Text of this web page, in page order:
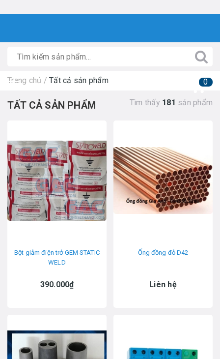
0
Trang chủ / Tất cả sản phẩm
TẤT CẢ SẢN PHẨM Tìm thấy 181 sản phẩm
Bột giảm điện trở GEM STATIC
WELD
390.000₫
Ống đồng đỏ D42
Liên hệ